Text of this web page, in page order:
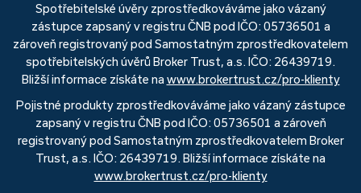
Spotřebitelské úvěry zprostředkováváme jako vázaný
zástupce zapsaný v registru ČNB pod IČO: 05736501 a
zároveň registrovaný pod Samostatným zprostředkovatelem
spotřebitelských úvěrů Broker Trust, a.s. IČO: 26439719.
Bližší informace získáte na www.brokertrust.cz/pro-klienty
Pojistné produkty zprostředkováváme jako vázaný zástupce
zapsaný v registru ČNB pod IČO: 05736501 a zároveň
registrovaný pod Samostatným zprostředkovatelem Broker
Trust, a.s. IČO: 26439719. Bližší informace získáte na
www.brokertrust.cz/pro-klienty